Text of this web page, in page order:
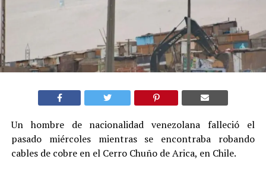
Un hombre de nacionalidad venezolana falleció el
pasado miércoles mientras se encontraba robando
cables de cobre en el Cerro Chuño de Arica, en Chile.